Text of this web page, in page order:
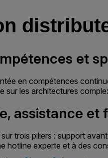
et
en compétences
sur les architectures
assistance et
trois piliers : support
hotline experte et à des